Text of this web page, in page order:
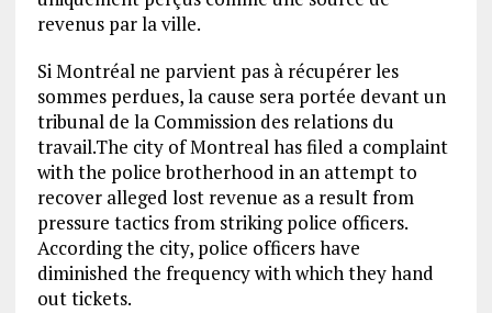
revenus par la ville.
Si Montréal ne parvient pas à récupérer les
sommes perdues, la cause sera portée devant un
tribunal de la Commission des relations du
travail.The city of Montreal has filed a complaint
with the police brotherhood in an attempt to
recover alleged lost revenue as a result from
pressure tactics from striking police officers.
According the city, police officers have
diminished the frequency with which they hand
out tickets.